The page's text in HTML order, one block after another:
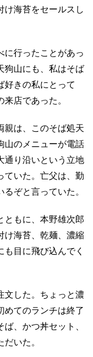
け海苔をセールスし
行ったことがあっ
狗山にも、私はそば
好きの私にとって
店であった。
は、このそば処天
山のメニューが電話
通り沿いという立地
ていた。亡父は、勤
ぞと言っていた。
もに、本野雄次郎
け海苔、乾麺、濃縮
目に飛び込んでく
した。ちょっと濃
めてのランチは終了
、かつ丼セット、
いた。